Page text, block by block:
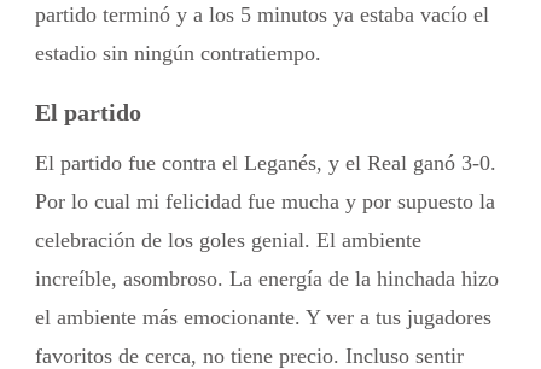
partido terminó y a los 5 minutos ya estaba vacío el
estadio sin ningún contratiempo.
El partido
El partido fue contra el Leganés, y el Real ganó 3-0.
Por lo cual mi felicidad fue mucha y por supuesto la
celebración de los goles genial. El ambiente
increíble, asombroso. La energía de la hinchada hizo
el ambiente más emocionante. Y ver a tus jugadores
favoritos de cerca, no tiene precio. Incluso sentir